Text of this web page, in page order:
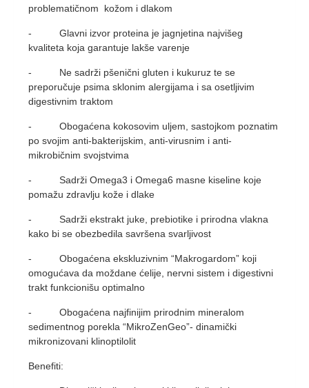
problematičnom kožom i dlakom
- Glavni izvor proteina je jagnjetina najvišeg
kvaliteta koja garantuje lakše varenje
- Ne sadrži pšenični gluten i kukuruz te se
preporučuje psima sklonim alergijama i sa osetljivim
digestivnim traktom
- Obogaćena kokosovim uljem, sastojkom poznatim
po svojim anti-bakterijskim, anti-virusnim i anti-
mikrobičnim svojstvima
- Sadrži Omega3 i Omega6 masne kiseline koje
pomažu zdravlju kože i dlake
- Sadrži ekstrakt juke, prebiotike i prirodna vlakna
kako bi se obezbedila savršena svarljivost
- Obogaćena ekskluzivnim “Makrogardom” koji
omogućava da moždane ćelije, nervni sistem i digestivni
trakt funkcionišu optimalno
- Obogaćena najfinijim prirodnim mineralom
sedimentnog porekla “MikroZenGeo”- dinamički
mikronizovani klinoptilolit
Benefiti: